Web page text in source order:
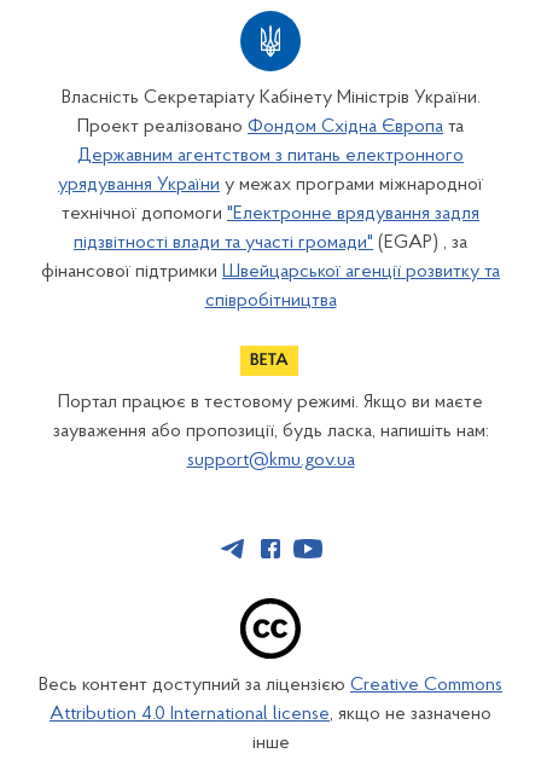
Власність Секретаріату Кабінету Міністрів України.
Проект реалізовано Фондом Східна Європа та
Державним агентством з питань електронного
урядування України у межах програми міжнародної
технічної допомоги "Електронне врядування задля
підзвітності влади та участі громади" (EGAP) , за
фінансової підтримки Швейцарської агенції розвитку та
співробітництва
Портал працює в тестовому режимі. Якщо ви маєте
зауваження або пропозиції, будь ласка, напишіть нам:
support@kmu.gov.ua
Весь контент доступний за ліцензією Creative Commons
Attribution 4.0 International license, якщо не зазначено
інше